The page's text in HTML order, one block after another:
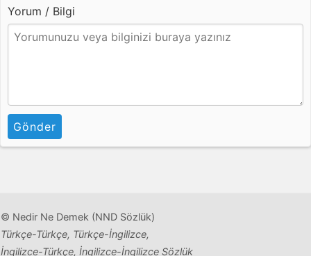
Yorum / Bilgi
Gönder
© Nedir Ne Demek (NND Sözlük)
Türkçe-Türkçe, Türkçe-İngilizce,
İngilizce-Türkçe, İngilizce-İngilizce Sözlük